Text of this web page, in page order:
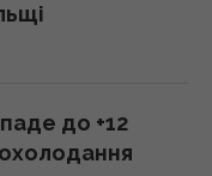
про
до +12